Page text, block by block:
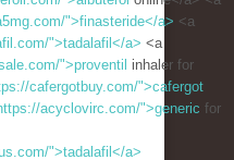
">finasteride</a> <a
">tadalafil</a> <a
">proventil inhaler for
cafergotbuy.com/">cafergot
acyclovirc.com/">generic for
">tadalafil</a>